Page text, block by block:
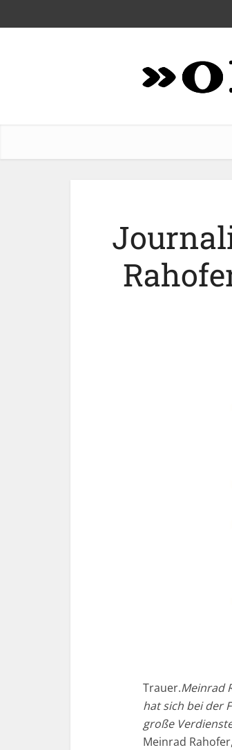
Trauer.Meinrad
hat sich bei der
große
Meinrad